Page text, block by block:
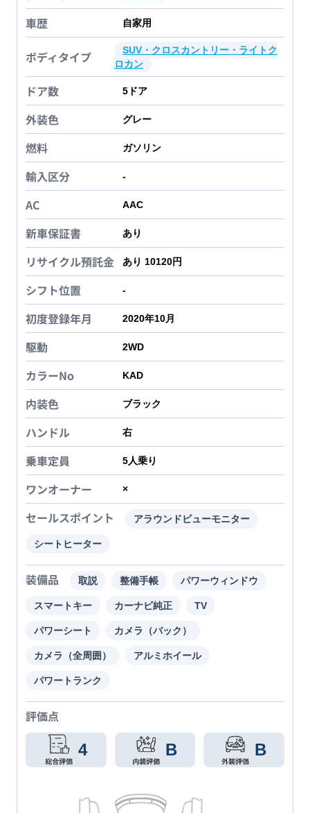
車歴 自家用
ボディタイプ
SUV・クロスカントリー・ライトク
ロカン
ドア数 5 ドア
外装色 グレー
燃料 ガソリン
輸入区分 -
AC AAC
新車保証書 あり
リサイクル預託金 あり 10120円
シフト位置 -
初度登録年月 2020年10月
駆動 2WD
カラーNo KAD
内装色 ブラック
ハンドル 右
乗車定員 5人乗り
ワンオーナー ×
セールスポイント アラウンドビューモニター
シートヒーター
装備品 取説 整備手帳 パワーウィンドウ
スマートキー カーナビ純正 TV
パワーシート カメラ（バック）
カメラ（全周囲） アルミホイール
パワートランク
評価点
4 B B